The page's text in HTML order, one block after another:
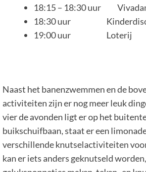
18:15 – 18:30 uur
18:30 uur
19:00 uur Loterij
Naast het banenzwemmen en de
activiteiten zijn er nog meer leuk
vier de avonden ligt er op het
buikschuifbaan, staat er een
verschillende knutselactiviteiten
kan er iets anders geknutseld